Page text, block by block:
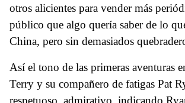
otros alicientes para vender más
público que algo quería saber de lo
China, pero sin demasiados
Así el tono de las primeras aventuras
Terry y su compañero de fatigas Pat
respetuoso, admirativo, indicando